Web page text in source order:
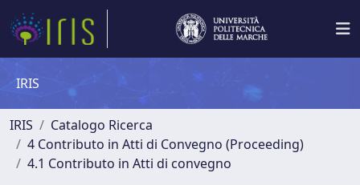
IRIS
IRIS
Catalogo Ricerca
4 Contributo in Atti di Convegno (Proceeding)
4.1 Contributo in Atti di convegno